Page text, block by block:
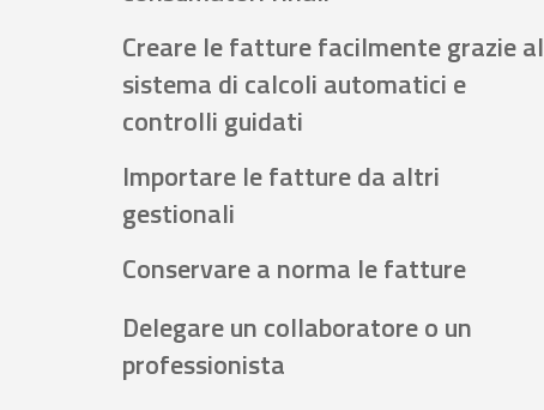
Creare le fatture facilmente grazie al
sistema di calcoli automatici e
controlli guidati
Importare le fatture da altri
gestionali
Conservare a norma le fatture
Delegare un collaboratore o un
professionista